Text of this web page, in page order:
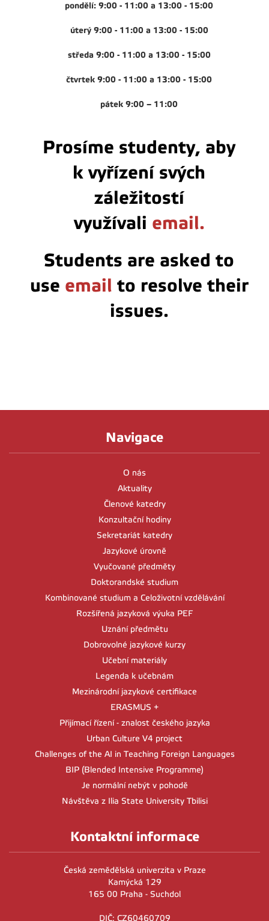
pondělí: 9:00 - 11:00 a 13:00 - 15:00
úterý 9:00 - 11:00 a 13:00 - 15:00
středa 9:00 - 11:00 a 13:00 - 15:00
čtvrtek 9:00 - 11:00 a 13:00 - 15:00
pátek 9:00 – 11:00
Prosíme studenty, aby
k vyřízení svých
záležitostí
využívali email.
Students are asked to
use email to resolve their
issues.
Navigace
O nás
Aktuality
Členové katedry
Konzultační hodiny
Sekretariát katedry
Jazykové úrovně
Vyučované předměty
Doktorandské studium
Kombinované studium a Celoživotní vzdělávání
Rozšířená jazyková výuka PEF
Uznání předmětu
Dobrovolné jazykové kurzy
Učební materiály
Legenda k učebnám
Mezinárodní jazykové certifikace
ERASMUS +
Přijímací řízení - znalost českého jazyka
Urban Culture V4 project
Challenges of the AI in Teaching Foreign Languages
BIP (Blended Intensive Programme)
Je normální nebýt v pohodě
Návštěva z Ilia State University Tbilisi
Kontaktní informace
Česká zemědělská univerzita v Praze
Kamýcká 129
165 00 Praha - Suchdol
DIČ: CZ60460709